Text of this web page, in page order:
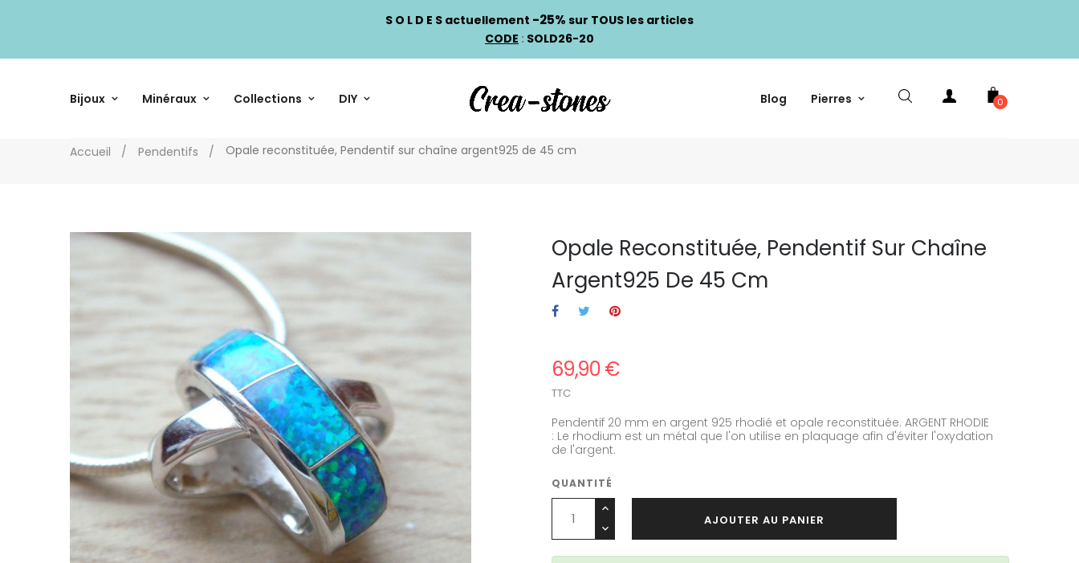
S O L D E S actuellement -25% sur TOUS les articles
CODE : SOLD26-20
Bijoux Minéraux Collections DIY Blog Pierres 0
Accueil Pendentifs Opale reconstituée, Pendentif sur chaîne argent925 de 45 cm
Opale Reconstituée, Pendentif Sur Chaîne
Argent925 De 45 Cm
69,90 €
TTC
Pendentif 20 mm en argent 925 rhodié et opale reconstituée. ARGENT RHODIE
: Le rhodium est un métal que l'on utilise en plaquage afin d'éviter l'oxydation
de l'argent.
QUANTITÉ
AJOUTER AU PANIER